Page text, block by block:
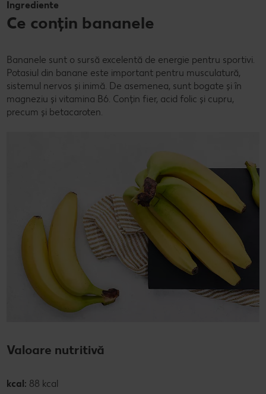
Ingrediente
Ce conțin bananele
Bananele sunt o sursă excelentă de energie pentru sportivi.
Potasiul din banane este important pentru musculatură,
sistemul nervos și inimă. De asemenea, sunt bogate și în
magneziu și vitamina B6. Conțin fier, acid folic și cupru,
precum și betacaroten.
Valoare nutritivă
kcal: 88 kcal